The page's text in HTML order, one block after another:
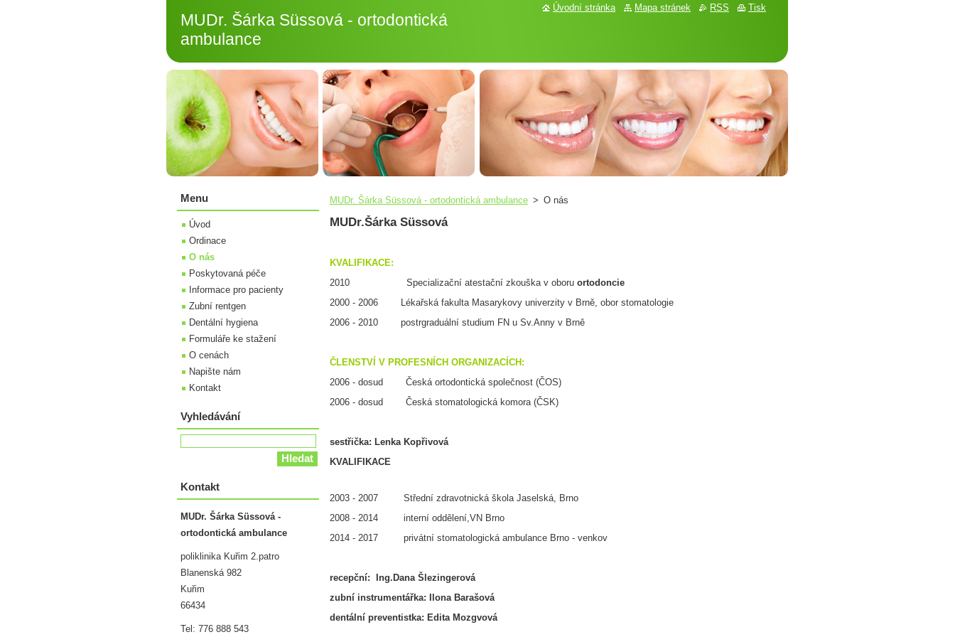
MUDr. Šárka Süssová - ortodontická
ambulance
MUDr. Šárka Süssová - ortodontická ambulance > O nás
MUDr.Šárka Süssová
KVALIFIKACE:
2010 Specializační atestační zkouška v oboru ortodoncie
2000 - 2006 Lékařská fakulta Masarykovy univerzity v Brně, obor stomatologie
2006 - 2010 postrgraduální studium FN u Sv.Anny v Brně
ČLENSTVÍ V PROFESNÍCH ORGANIZACÍCH:
2006 - dosud Česká ortodontická společnost (ČOS)
2006 - dosud Česká stomatologická komora (ČSK)
sestřička: Lenka Kopřivová
KVALIFIKACE
2003 - 2007 Střední zdravotnická škola Jaselská, Brno
2008 - 2014 interní oddělení,VN Brno
2014 - 2017 privátní stomatologická ambulance Brno - venkov
recepční: Ing.Dana Šlezingerová
zubní instrumentářka: Ilona Barašová
dentální preventistka: Edita Mozgvová
Menu
Úvod
Ordinace
O nás
Poskytovaná péče
Informace pro pacienty
Zubní rentgen
Dentální hygiena
Formuláře ke stažení
O cenách
Napište nám
Kontakt
Vyhledávání
Kontakt
MUDr. Šárka Süssová -
ortodontická ambulance
poliklinika Kuřim 2.patro
Blanenská 982
Kuřim
66434
Tel: 776 888 543
Úvodní stránka Mapa stránek RSS Tisk